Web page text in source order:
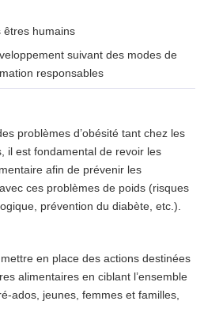
êtres humains
suivant des modes de
responsables
problèmes d’obésité tant chez les
il est fondamental de revoir les
afin de prévenir les
ces problèmes de poids (risques
prévention du diabète, etc.).
en place des actions destinées
alimentaires en ciblant l’ensemble
ados, jeunes, femmes et familles,